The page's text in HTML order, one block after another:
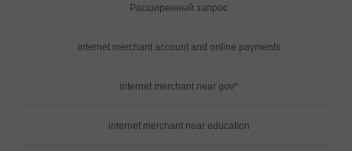
Расширенный запрос
internet merchant account and online payments
internet merchant near gov*
internet merchant near education